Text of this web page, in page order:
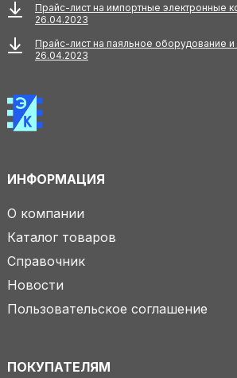
Прайс-лист на импортные электронные
26.04.2023
Прайс-лист на паяльное оборудование
26.04.2023
ИНФОРМАЦИЯ
О компании
Каталог товаров
Справочник
Новости
Пользовательское соглашение
ПОКУПАТЕЛЯМ